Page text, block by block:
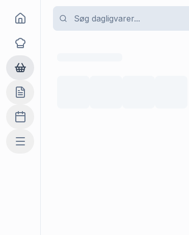
Goma
Opskrifter
Dagligvarer
Indkøbslisten
Madplan
Mere